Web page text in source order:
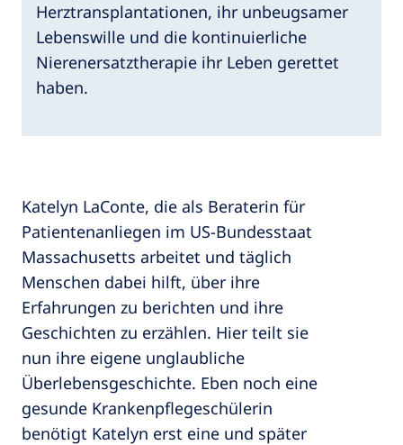
Herztransplantationen, ihr unbeugsamer
Lebenswille und die kontinuierliche
Nierenersatztherapie ihr Leben gerettet
haben.
Katelyn LaConte, die als Beraterin für
Patientenanliegen im US-Bundesstaat
Massachusetts arbeitet und täglich
Menschen dabei hilft, über ihre
Erfahrungen zu berichten und ihre
Geschichten zu erzählen. Hier teilt sie
nun ihre eigene unglaubliche
Überlebensgeschichte. Eben noch eine
gesunde Krankenpflegeschülerin
benötigt Katelyn erst eine und später